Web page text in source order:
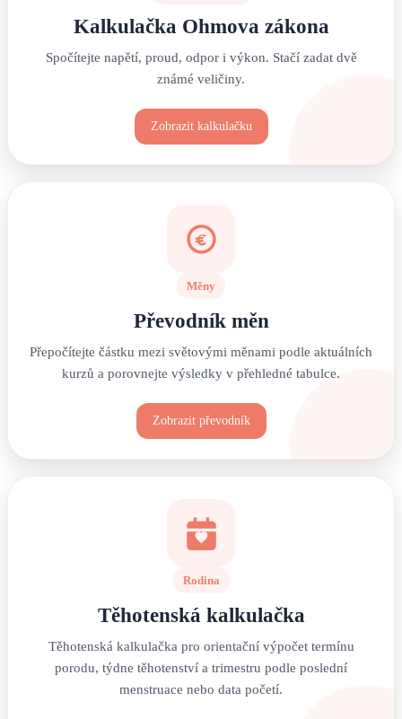
Kalkulačka Ohmova zákona
Spočítejte napětí, proud, odpor i výkon. Stačí zadat dvě
známé veličiny.
Zobrazit kalkulačku
Měny
Převodník měn
Přepočítejte částku mezi světovými měnami podle aktuálních
kurzů a porovnejte výsledky v přehledné tabulce.
Zobrazit převodník
Rodina
Těhotenská kalkulačka
Těhotenská kalkulačka pro orientační výpočet termínu
porodu, týdne těhotenství a trimestru podle poslední
menstruace nebo data početí.